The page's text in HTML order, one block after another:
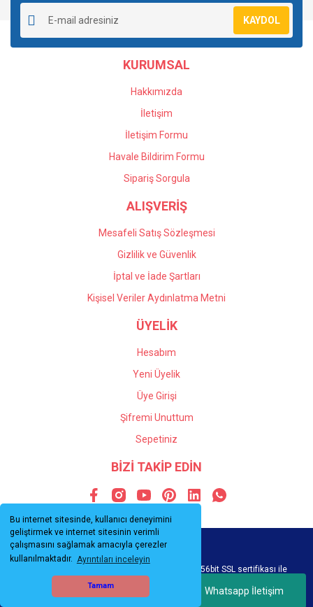
Bu internet sitesinde, kullanıcı deneyimini
geliştirmek ve internet sitesinin verimli
çalışmasını sağlamak amacıyla çerezler
kullanılmaktadır. Ayrıntıları inceleyin
Tamam Whatsapp İletişim
Ürün resmi kalitesiz, bozuk veya görüntülenemiyor.
Ürün açıklamasında eksik bilgiler bulunuyor.
Ürün bilgilerinde hatalar bulunuyor.
Ürün fiyatı diğer sitelerden daha pahalı.
Gönder
KAYDOL
KURUMSAL
Hakkımızda
İletişim
İletişim Formu
Havale Bildirim Formu
Sipariş Sorgula
ALIŞVERİŞ
Mesafeli Satış Sözleşmesi
Gizlilik ve Güvenlik
İptal ve İade Şartları
Kişisel Veriler Aydınlatma Metni
ÜYELİK
Hesabım
Yeni Üyelik
Üye Girişi
Şifremi Unuttum
Sepetiniz
BİZİ TAKİP EDİN
© Tüm hakları saklıdır. Kredi kartı bilgileriniz 256bit SSL sertifikası ile